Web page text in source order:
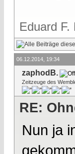
Eduard F.
06.12.2014, 19:34
zaphodB.
Zeitzeuge des
RE:
Nun ja